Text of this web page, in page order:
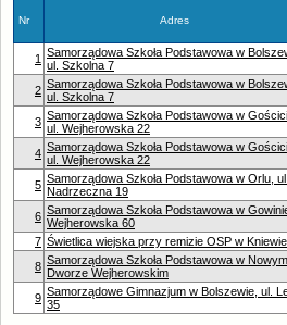
Nr Adres
1 Samorządowa Szkoła Podstawowa w
ul. Szkolna 7
2 Samorządowa Szkoła Podstawowa w
ul. Szkolna 7
3 Samorządowa Szkoła Podstawowa w
ul. Wejherowska 22
4 Samorządowa Szkoła Podstawowa w
ul. Wejherowska 22
5 Samorządowa Szkoła Podstawowa w Orlu,
Nadrzeczna 19
6 Samorządowa Szkoła Podstawowa w
Wejherowska 60
7 Świetlica wiejska przy remizie OSP w Kniewie
8 Samorządowa Szkoła Podstawowa w Nowym
Dworze Wejherowskim
9 Samorządowe Gimnazjum w Bolszewie, ul.
35